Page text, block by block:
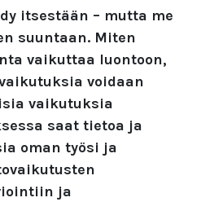
itsestään – mutta me
suuntaan. Miten
vaikuttaa luontoon,
voidaan
vaikutuksia
saat tietoa ja
oman työsi ja
ja